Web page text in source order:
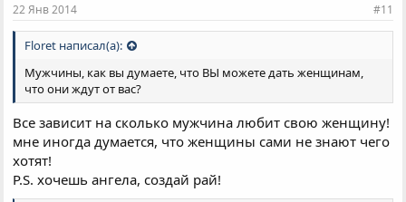
:
22 Янв 2014 #11
Floret написал(а):
Мужчины, как вы думаете, что ВЫ можете дать женщинам,
что они ждут от вас?
Все зависит на сколько мужчина любит свою женщину!
мне иногда думается, что женщины сами не знают чего
хотят!
P.S. хочешь ангела, создай рай!